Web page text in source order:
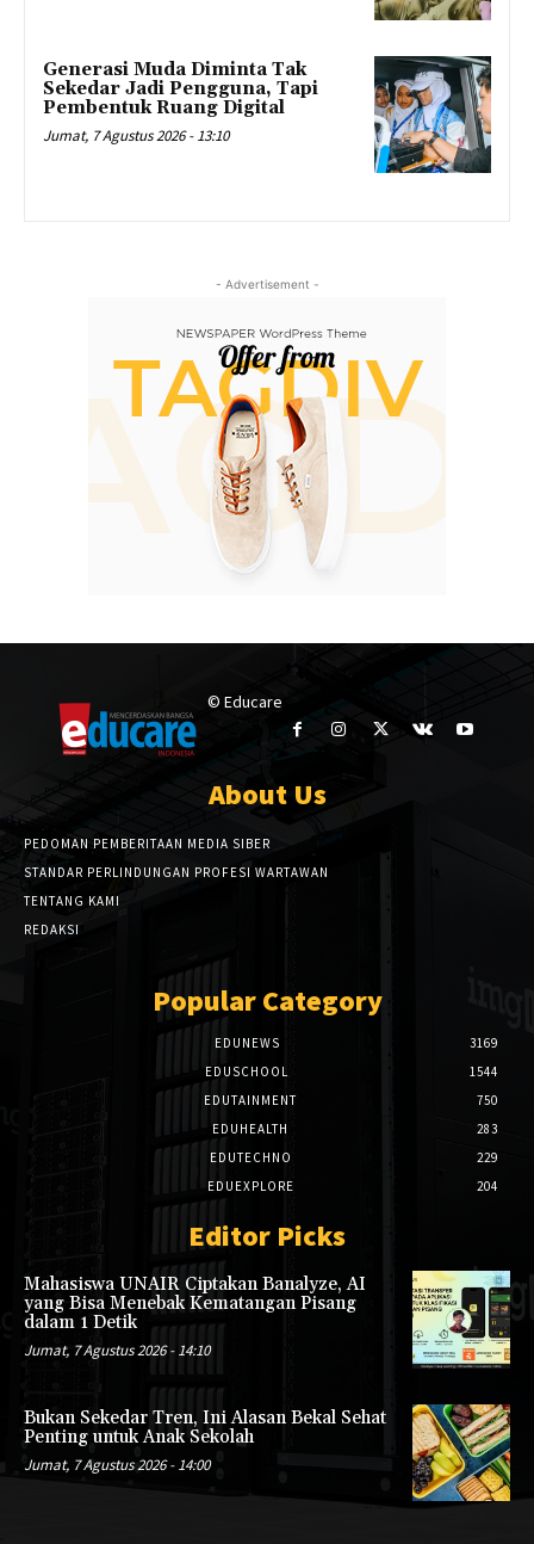
Generasi Muda Diminta Tak
Sekedar Jadi Pengguna, Tapi
Pembentuk Ruang Digital
Jumat, 7 Agustus 2026 - 13:10
- Advertisement -
© Educare
About Us
PEDOMAN PEMBERITAAN MEDIA SIBER
STANDAR PERLINDUNGAN PROFESI WARTAWAN
TENTANG KAMI
REDAKSI
Popular Category
EDUNEWS
3169
EDUSCHOOL
1544
EDUTAINMENT
750
EDUHEALTH
283
EDUTECHNO
229
EDUEXPLORE
204
Editor Picks
Mahasiswa UNAIR Ciptakan Banalyze, AI
yang Bisa Menebak Kematangan Pisang
dalam 1 Detik
Jumat, 7 Agustus 2026 - 14:10
Bukan Sekedar Tren, Ini Alasan Bekal Sehat
Penting untuk Anak Sekolah
Jumat, 7 Agustus 2026 - 14:00